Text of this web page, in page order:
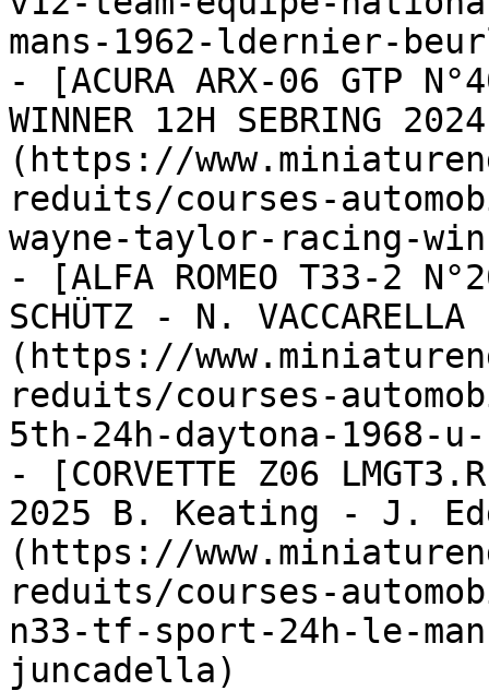
mans-1962-ldernier-
- [ACURA ARX-06 GTP
WINNER 12H SEBRING
(https://
reduits/courses-
wayne-taylor-racing-
- [ALFA ROMEO T33-2
SCHÜTZ - N.
(https://
reduits/courses-
5th-24h-daytona-1968-
- [CORVETTE Z06
2025 B. Keating - J.
(https://
reduits/courses-
n33-tf-sport-24h-le-
juncadella)